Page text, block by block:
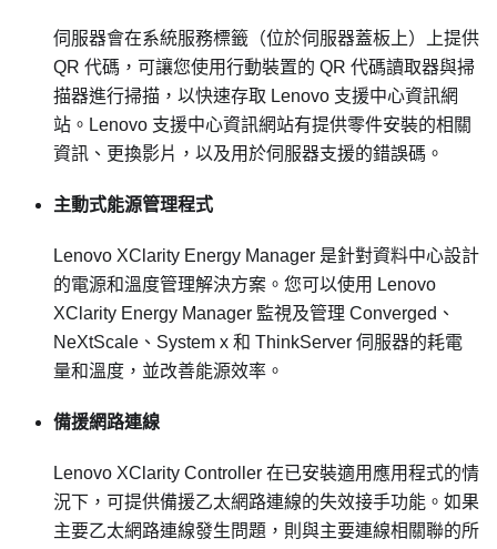
伺服器會在系統服務標籤（位於伺服器蓋板上）上提供
QR 代碼，可讓您使用行動裝置的 QR 代碼讀取器與掃
描器進行掃描，以快速存取 Lenovo 支援中心資訊網
站。Lenovo 支援中心資訊網站有提供零件安裝的相關
資訊、更換影片，以及用於伺服器支援的錯誤碼。
主動式能源管理程式
Lenovo XClarity Energy Manager 是針對資料中心設計
的電源和溫度管理解決方案。您可以使用 Lenovo
XClarity Energy Manager 監視及管理 Converged、
NeXtScale、System x 和 ThinkServer 伺服器的耗電
量和溫度，並改善能源效率。
備援網路連線
Lenovo XClarity Controller 在已安裝適用應用程式的情
況下，可提供備援乙太網路連線的失效接手功能。如果
主要乙太網路連線發生問題，則與主要連線相關聯的所